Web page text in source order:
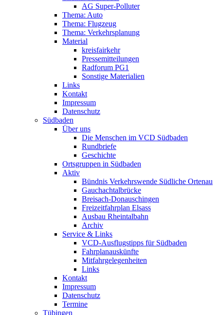
AG Super-Polluter
Thema: Auto
Thema: Flugzeug
Thema: Verkehrsplanung
Material
kreisfairkehr
Pressemitteilungen
Radforum PG1
Sonstige Materialien
Links
Kontakt
Impressum
Datenschutz
Südbaden
Über uns
Die Menschen im VCD Südbaden
Rundbriefe
Geschichte
Ortsgruppen in Südbaden
Aktiv
Bündnis Verkehrswende Südliche Ortenau
Gauchachtalbrücke
Breisach-Donauschingen
Freizeitfahrplan Elsass
Ausbau Rheintalbahn
Archiv
Service & Links
VCD-Ausflugstipps für Südbaden
Fahrplanauskünfte
Mitfahrgelegenheiten
Links
Kontakt
Impressum
Datenschutz
Termine
Tübingen